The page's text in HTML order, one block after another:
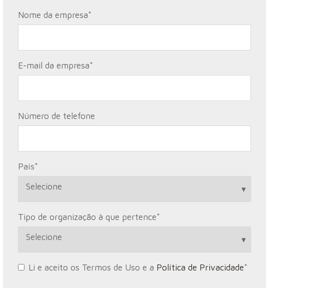
Nome da empresa*
E-mail da empresa*
Número de telefone
País*
Tipo de organização à que pertence*
Li e aceito os Termos de Uso e a Política de Privacidade*